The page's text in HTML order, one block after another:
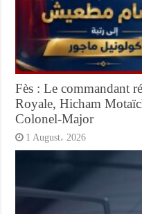
Fès : Le commandant
Royale, Hicham
Colonel-Major
1 August، 2026